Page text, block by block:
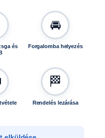
és
🚘
Forgalomba helyezés
🏁
Rendelés lezárása